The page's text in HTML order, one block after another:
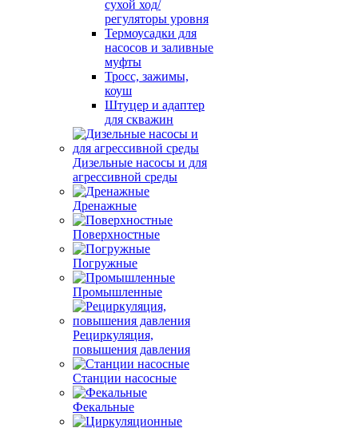
сухой ход/
регуляторы уровня
Термоусадки для
насосов и заливные
муфты
Тросс, зажимы,
коуш
Штуцер и адаптер
для скважин
Дизельные насосы и для
агрессивной среды
Дренажные
Поверхностные
Погружные
Промышленные
Рециркуляция,
повышения давления
Станции насосные
Фекальные